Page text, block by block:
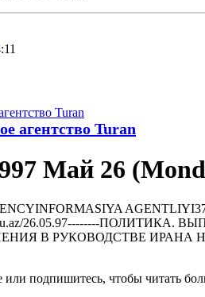
агентство Turan
Май 26
26.05.97--------
В РУКОВОДСТВЕ ИРАHА
или подпишитесь, чтобы читать